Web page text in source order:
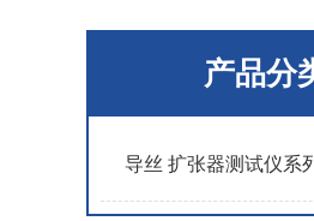
产品分
导丝 扩张器测试仪系